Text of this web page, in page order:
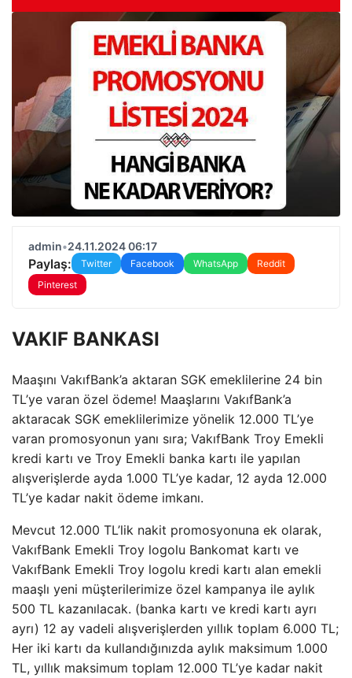
admin•24.11.2024 06:17
Paylaş: Twitter Facebook WhatsApp
Reddit
Pinterest
VAKIF BANKASI
Maaşını VakıfBank’a aktaran SGK emeklilerine 24 bin
TL’ye varan özel ödeme! Maaşlarını VakıfBank’a
aktaracak SGK emeklilerimize yönelik 12.000 TL’ye
varan promosyonun yanı sıra; VakıfBank Troy Emekli
kredi kartı ve Troy Emekli banka kartı ile yapılan
alışverişlerde ayda 1.000 TL’ye kadar, 12 ayda 12.000
TL’ye kadar nakit ödeme imkanı.
Mevcut 12.000 TL’lik nakit promosyonuna ek olarak,
VakıfBank Emekli Troy logolu Bankomat kartı ve
VakıfBank Emekli Troy logolu kredi kartı alan emekli
maaşlı yeni müşterilerimize özel kampanya ile aylık
500 TL kazanılacak. (banka kartı ve kredi kartı ayrı
ayrı) 12 ay vadeli alışverişlerden yıllık toplam 6.000 TL;
Her iki kartı da kullandığınızda aylık maksimum 1.000
TL, yıllık maksimum toplam 12.000 TL’ye kadar nakit